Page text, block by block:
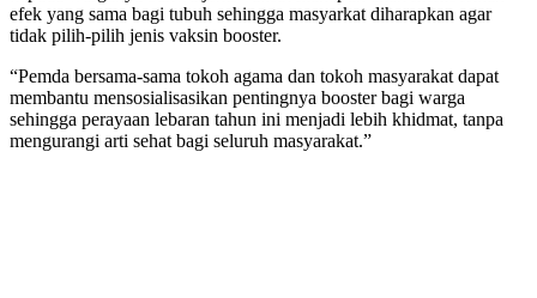
efek yang sama bagi tubuh sehingga masyarkat diharapkan agar
tidak pilih-pilih jenis vaksin booster.
“Pemda bersama-sama tokoh agama dan tokoh masyarakat dapat
membantu mensosialisasikan pentingnya booster bagi warga
sehingga perayaan lebaran tahun ini menjadi lebih khidmat, tanpa
mengurangi arti sehat bagi seluruh masyarakat.”